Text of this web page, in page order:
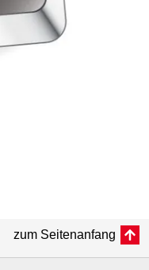
zum Seitenanfang